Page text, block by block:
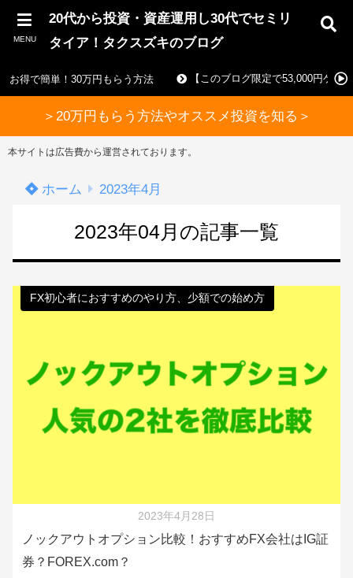
MENU
20代から投資・資産運用し30代でセミリ
タイア！タクスズキのブログ
お得で簡単！30万円もらう方法 【このブログ限定で53,000円ゲッ
＞20万円もらう方法やオススメ投資を知る＞
本サイトは広告費から運営されております。
ホーム 2023年4月
2023年04月の記事一覧
FX初心者におすすめのやり方、少額での始め方
2023年4月28日
ノックアウトオプション比較！おすすめFX会社はIG証
券？FOREX.com？